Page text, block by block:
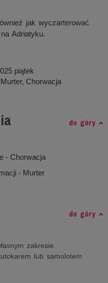
jak wyczarterować
Adriatyku.
piątek
Chorwacja
do góry
‐ Chorwacja
- Murter
do góry
zakresie.
lub samolotem